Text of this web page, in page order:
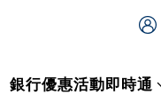
銀行優惠活動即時通